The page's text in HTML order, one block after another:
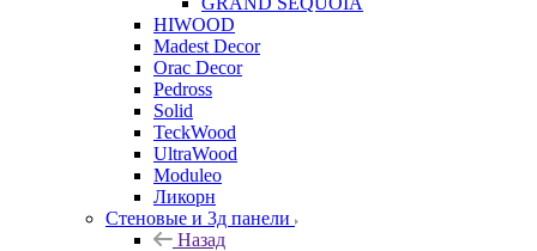
HIWOOD
Madest Decor
Orac Decor
Pedross
Solid
TeckWood
UltraWood
Moduleo
Ликорн
Стеновые и 3д панели
Назад